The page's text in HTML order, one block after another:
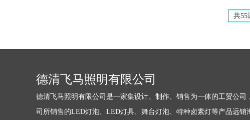
共55
德清飞马照明有限公司
德清飞马照明有限公司是一家集设计、制作、销售为一体的工贸公
司所销售的LED灯泡、LED灯具、舞台灯泡、特种卤素灯等产品远